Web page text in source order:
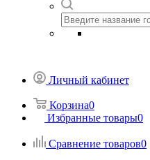
Личный кабинет
Корзина0
Избранные товары0
Сравнение товаров0